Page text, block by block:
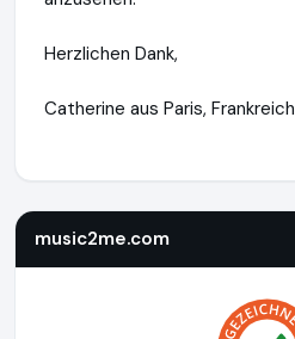
Herzlichen Dank,
Catherine aus Paris, Frankreich
music2me.com